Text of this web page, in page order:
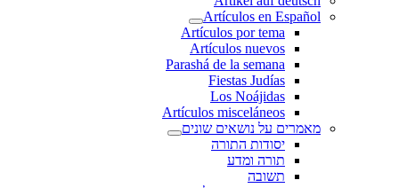
Artículos en Español
Artículos por tema
Artículos nuevos
Parashá de la semana
Fiestas Judías
Los Noájidas
Artículos misceláneos
מאמרים על נושאים שונים
יסודות התורה
תורה ומדע
תשובה